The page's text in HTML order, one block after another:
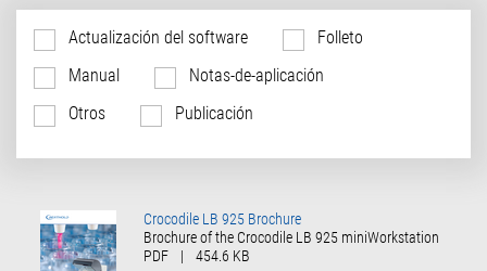
Actualización del software
Folleto
Manual
Notas-de-aplicación
Otros
Publicación
Crocodile LB 925 Brochure
Brochure of the Crocodile LB 925 miniWorkstation
PDF
|
454.6 KB